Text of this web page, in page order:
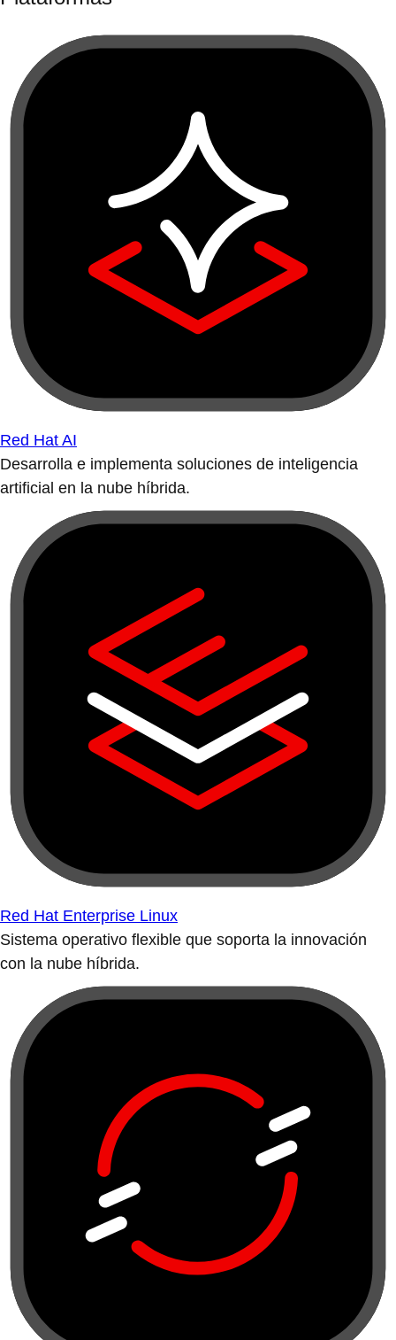
Red Hat AI
Desarrolla e implementa soluciones de inteligencia
artificial en la nube híbrida.
Red Hat Enterprise Linux
Sistema operativo flexible que soporta la innovación
con la nube híbrida.